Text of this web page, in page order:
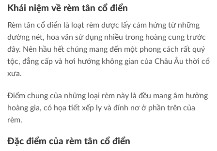
Khái niệm về rèm tân cổ điển
Rèm tân cổ điển là loạt rèm được lấy cảm hứng từ những
đường nét, hoa văn sử dụng nhiều trong hoàng cung trước
đây. Nên hầu hết chúng mang đến một phong cách rất quý
tộc, đẳng cấp và hơi hướng không gian của Châu Âu thời cổ
xưa.
Điểm chung của những loại rèm này là đều mang âm hưởng
hoàng gia, có họa tiết xếp ly và đính nơ ở phần trên của
rèm.
Đặc điểm của rèm tân cổ điển